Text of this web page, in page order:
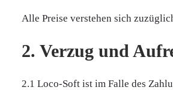
Alle Preise verstehen sich
2. Verzug und
2.1 Loco-Soft ist im Falle des